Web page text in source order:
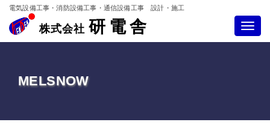
Toggle
株式会社 研電舎
電気設備工事・消防設備工事・通信設備工事 設計・施工
MELSNOW